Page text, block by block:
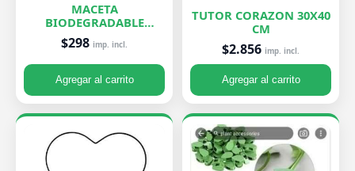
MACETA
BIODEGRADABLE
PEQUEÑA 7X8 CM
$298 imp. incl.
Agregar al carrito
TUTOR CORAZON 30X40
CM
$2.856 imp. incl.
Agregar al carrito